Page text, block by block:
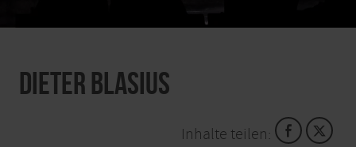
Dieter Blasius
Inhalte teilen: